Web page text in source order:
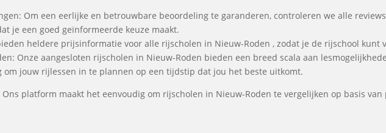
Om een eerlijke en betrouwbare beoordeling te garanderen, controleren we alle
je een goed geïnformeerde keuze maakt.
heldere prijsinformatie voor alle rijscholen in Nieuw-Roden , zodat je de rijschool
Onze aangesloten rijscholen in Nieuw-Roden bieden een breed scala aan
om jouw rijlessen in te plannen op een tijdstip dat jou het beste uitkomt.
Ons platform maakt het eenvoudig om rijscholen in Nieuw-Roden te vergelijken op basis